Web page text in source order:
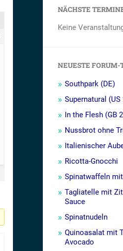
NÄCHSTE
Keine
NEUESTE
Southpark (DE)
Supernatural (US
In the Flesh (GB
Nussbrot ohne
Italienischer
Ricotta-Gnocchi
Spinatwaffeln
Tagliatelle mit
Sauce
Spinatnudeln
Quinoasalat mit
Avocado